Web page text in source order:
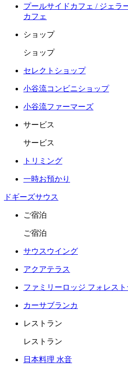
プールサイドカフェ / ジェラ
カフェ
ショップ
ショップ
セレクトショップ
小谷流コンビニショップ
小谷流ファーマーズ
サービス
サービス
トリミング
一時お預かり
ドギーズサウス
ご宿泊
ご宿泊
サウスウイング
アクアテラス
ファミリーロッジ フォレスト
カーサブランカ
レストラン
レストラン
日本料理 水音